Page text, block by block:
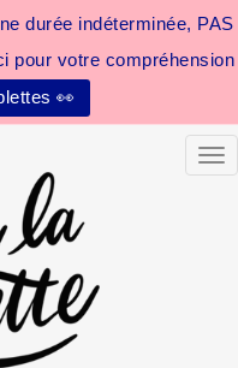
durée indéterminée, PAS
pour votre compréhension
👀